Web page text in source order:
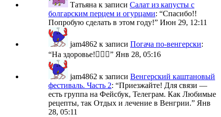
Татьяна к записи Салат из капусты с
болгарским перцем и огурцами: “Спасибо!!
Попробую сделать в этом году!” Июн 29, 12:11
jam4862 к записи Погача по-венгерски:
“На здоровье!🙋🏼‍♀️” Янв 28, 05:16
jam4862 к записи Венгерский каштановый
фестиваль. Часть 2: “Приезжайте! Для связи —
есть группа на Фейсбук, Телеграм. Как Любимые
рецепты, так Отдых и лечение в Венгрии.” Янв
28, 05:11